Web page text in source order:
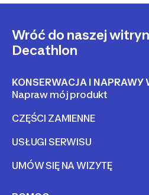
Wróć do naszej
Decathlon
KONSERWACJA I NAPRAWY
Napraw mój produkt
CZĘŚCI ZAMIENNE
USŁUGI SERWISU
UMÓW SIĘ NA WIZYTĘ